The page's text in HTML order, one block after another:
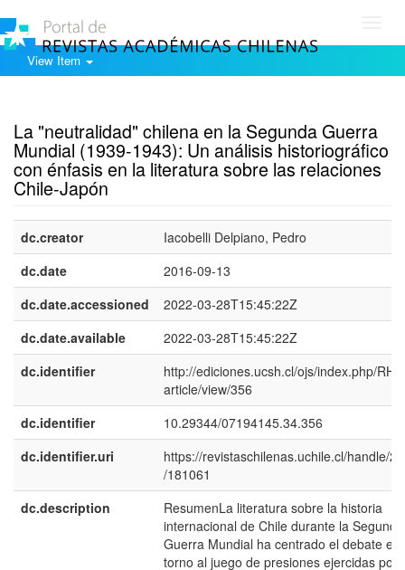
View Item
La "neutralidad" chilena en la Segunda Guerra
Mundial (1939-1943): Un análisis historiográfico
con énfasis en la literatura sobre las relaciones
Chile-Japón
dc.creator
Iacobelli Delpiano, Pedro
dc.date
2016-09-13
dc.date.accessioned
2022-03-28T15:45:22Z
dc.date.available
2022-03-28T15:45:22Z
dc.identifier
http://ediciones.ucsh.cl/ojs/index.php/
article/view/356
dc.identifier
10.29344/07194145.34.356
dc.identifier.uri
https://revistaschilenas.uchile.cl/handle/
/181061
dc.description
ResumenLa literatura sobre la historia
internacional de Chile durante la Segunda
Guerra Mundial ha centrado el debate en
torno al juego de presiones ejercidas por